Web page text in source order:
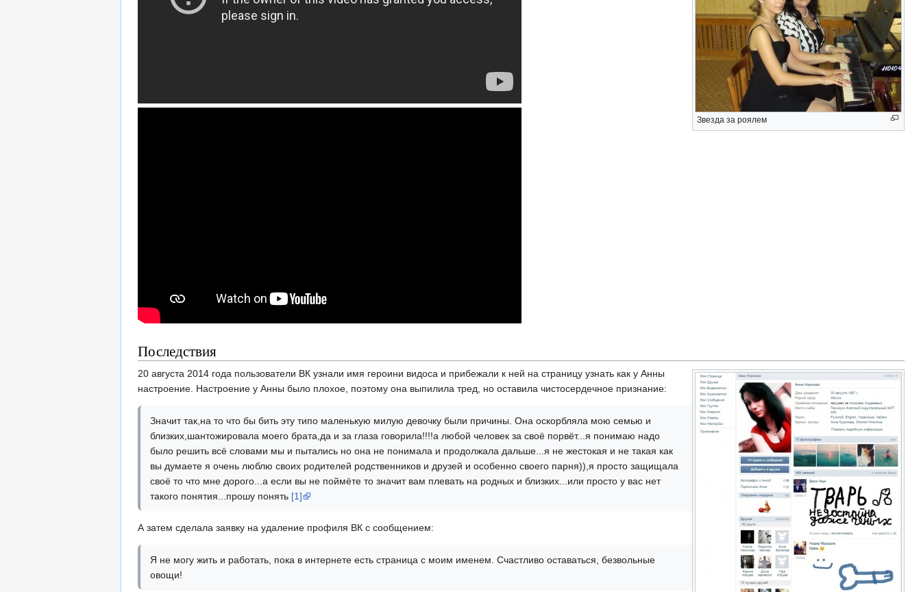
Звезда за роялем
Последствия
20 августа 2014 года пользователи ВК узнали имя героини видоса и прибежали к ней на страницу узнать как у Анны
настроение. Настроение у Анны было плохое, поэтому она выпилила тред, но оставила чистосердечное признание:
Значит так,на то что бы бить эту типо маленькую милую девочку были причины. Она оскорбляла мою семью и
близких,шантожировала моего брата,да и за глаза говорила!!!!а любой человек за своё порвёт...я понимаю надо
было решить всё словами мы и пытались но она не понимала и продолжала дальше...я не жестокая и не такая как
вы думаете я очень люблю своих родителей родственников и друзей и особенно своего парня)),я просто защищала
своё то что мне дорого...а если вы не поймёте то значит вам плевать на родных и близких...или просто у вас нет
такого понятия...прошу понять [1]
А затем сделала заявку на удаление профиля ВК с сообщением:
Я не могу жить и работать, пока в интернете есть страница с моим именем. Счастливо оставаться, безвольные
овощи!